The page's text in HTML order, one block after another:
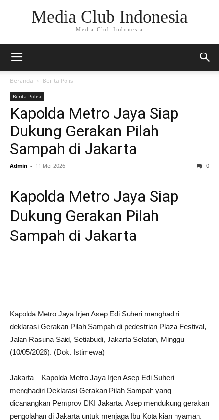
Media Club Indonesia
Media Club Indonesia
Beranda Berita Polisi
Berita Polisi
Kapolda Metro Jaya Siap
Dukung Gerakan Pilah
Sampah di Jakarta
Admin - 11 Mei 2026 0
Kapolda Metro Jaya Siap
Dukung Gerakan Pilah
Sampah di Jakarta
Kapolda Metro Jaya Irjen Asep Edi Suheri menghadiri
deklarasi Gerakan Pilah Sampah di pedestrian Plaza Festival,
Jalan Rasuna Said, Setiabudi, Jakarta Selatan, Minggu
(10/05/2026). (Dok. Istimewa)
Jakarta – Kapolda Metro Jaya Irjen Asep Edi Suheri
menghadiri Deklarasi Gerakan Pilah Sampah yang
dicanangkan Pemprov DKI Jakarta. Asep mendukung gerakan
pengolahan di Jakarta untuk menjaga Ibu Kota kian nyaman.